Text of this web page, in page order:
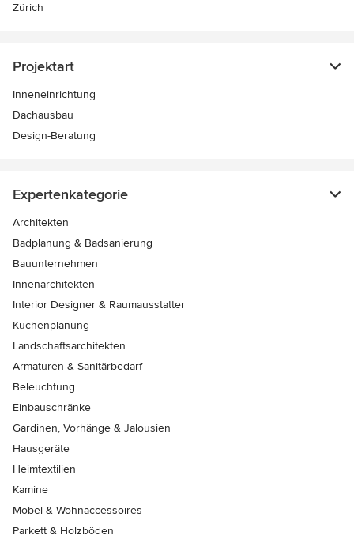
Zürich
Projektart
Inneneinrichtung
Dachausbau
Design-Beratung
Expertenkategorie
Architekten
Badplanung & Badsanierung
Bauunternehmen
Innenarchitekten
Interior Designer & Raumausstatter
Küchenplanung
Landschaftsarchitekten
Armaturen & Sanitärbedarf
Beleuchtung
Einbauschränke
Gardinen, Vorhänge & Jalousien
Hausgeräte
Heimtextilien
Kamine
Möbel & Wohnaccessoires
Parkett & Holzböden